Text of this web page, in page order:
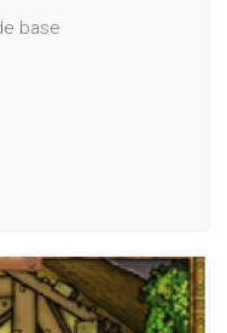
base